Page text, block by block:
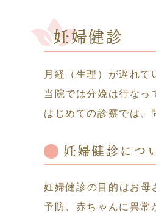
妊婦健診
月経（生理）が遅れて
当院では分娩は行なっ
はじめての診察では、
妊婦健診につ
妊婦健診の目的はお母
予防、赤ちゃんに異常